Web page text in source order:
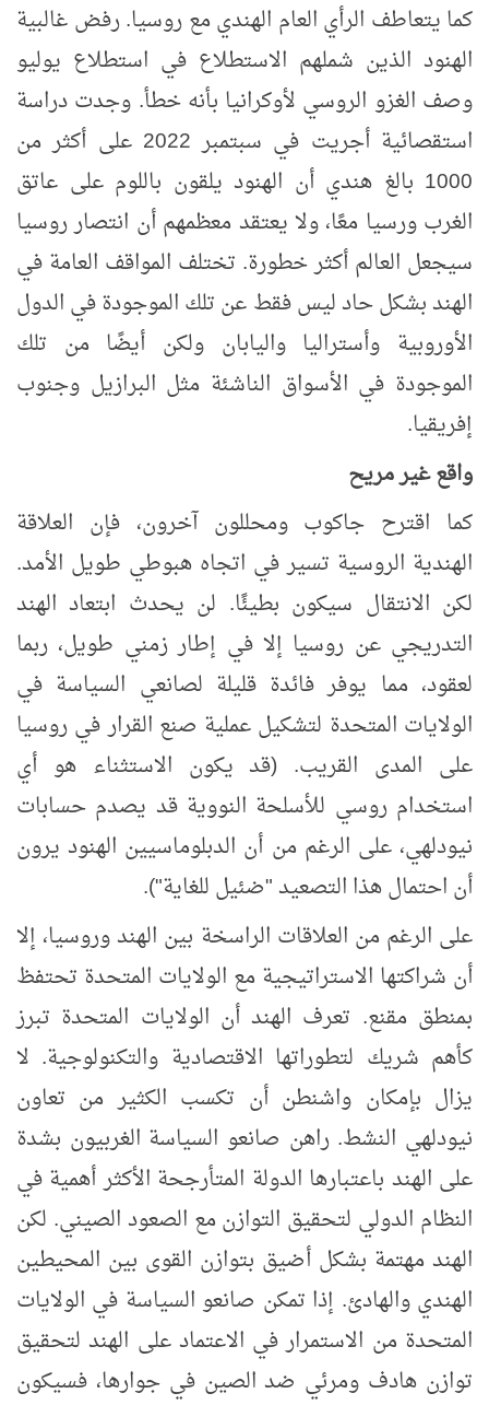
كما يتعاطف الرأي العام الهندي مع روسيا. رفض غالبية
الهنود الذين شملهم الاستطلاع في استطلاع يوليو
وصف الغزو الروسي لأوكرانيا بأنه خطأ. وجدت دراسة
استقصائية أجريت في سبتمبر 2022 على أكثر من
1000 بالغ هندي أن الهنود يلقون باللوم على عاتق
الغرب ورسيا معًا، ولا يعتقد معظمهم أن انتصار روسيا
سيجعل العالم أكثر خطورة. تختلف المواقف العامة في
الهند بشكل حاد ليس فقط عن تلك الموجودة في الدول
الأوروبية وأستراليا واليابان ولكن أيضًا من تلك
الموجودة في الأسواق الناشئة مثل البرازيل وجنوب
إفريقيا.
واقع غير مريح
كما اقترح جاكوب ومحللون آخرون، فإن العلاقة
الهندية الروسية تسير في اتجاه هبوطي طويل الأمد.
لكن الانتقال سيكون بطيئًا. لن يحدث ابتعاد الهند
التدريجي عن روسيا إلا في إطار زمني طويل، ربما
لعقود، مما يوفر فائدة قليلة لصانعي السياسة في
الولايات المتحدة لتشكيل عملية صنع القرار في روسيا
على المدى القريب. (قد يكون الاستثناء هو أي
استخدام روسي للأسلحة النووية قد يصدم حسابات
نيودلهي، على الرغم من أن الدبلوماسيين الهنود يرون
أن احتمال هذا التصعيد "ضئيل للغاية").
على الرغم من العلاقات الراسخة بين الهند وروسيا، إلا
أن شراكتها الاستراتيجية مع الولايات المتحدة تحتفظ
بمنطق مقنع. تعرف الهند أن الولايات المتحدة تبرز
كأهم شريك لتطوراتها الاقتصادية والتكنولوجية. لا
يزال بإمكان واشنطن أن تكسب الكثير من تعاون
نيودلهي النشط. راهن صانعو السياسة الغربيون بشدة
على الهند باعتبارها الدولة المتأرجحة الأكثر أهمية في
النظام الدولي لتحقيق التوازن مع الصعود الصيني. لكن
الهند مهتمة بشكل أضيق بتوازن القوى بين المحيطين
الهندي والهادئ. إذا تمكن صانعو السياسة في الولايات
المتحدة من الاستمرار في الاعتماد على الهند لتحقيق
توازن هادف ومرئي ضد الصين في جوارها، فسيكون